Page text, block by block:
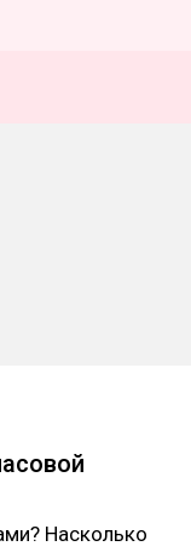
Насколько